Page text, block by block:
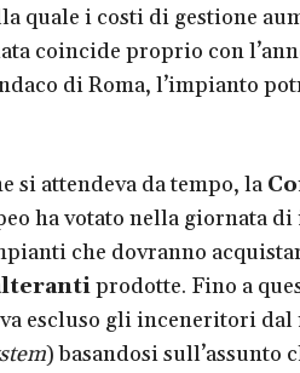
quale i costi di gestione
coincide proprio con
di Roma, l’impianto
si attendeva da tempo, la
ha votato nella giornata
che dovranno
prodotte. Fino a
escluso gli inceneritori dal
) basandosi sull’assunto